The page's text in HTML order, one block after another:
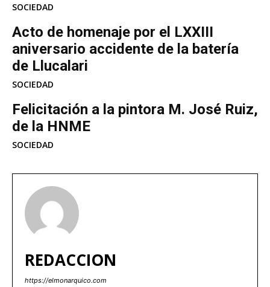
SOCIEDAD
Acto de homenaje por el LXXIII
aniversario accidente de la batería
de Llucalari
SOCIEDAD
Felicitación a la pintora M. José Ruiz,
de la HNME
SOCIEDAD
REDACCION
https://elmonarquico.com